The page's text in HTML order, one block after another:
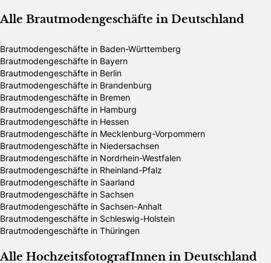
Alle Brautmodengeschäfte in Deutschland
Brautmodengeschäfte in Baden-Württemberg
Brautmodengeschäfte in Bayern
Brautmodengeschäfte in Berlin
Brautmodengeschäfte in Brandenburg
Brautmodengeschäfte in Bremen
Brautmodengeschäfte in Hamburg
Brautmodengeschäfte in Hessen
Brautmodengeschäfte in Mecklenburg-Vorpommern
Brautmodengeschäfte in Niedersachsen
Brautmodengeschäfte in Nordrhein-Westfalen
Brautmodengeschäfte in Rheinland-Pfalz
Brautmodengeschäfte in Saarland
Brautmodengeschäfte in Sachsen
Brautmodengeschäfte in Sachsen-Anhalt
Brautmodengeschäfte in Schleswig-Holstein
Brautmodengeschäfte in Thüringen
Alle HochzeitsfotografInnen in Deutschland